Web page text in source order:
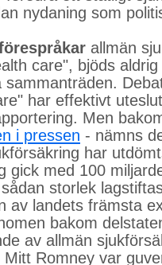
nydaning som
allmän
care", bjöds aldrig
sammanträden.
har effektivt
Men
i pressen - nämns
har
gick med 100
storlek
av landets främsta
bakom
av allmän
Mitt Romney var